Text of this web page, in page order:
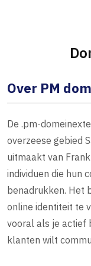
Over PM
De .pm-
overzeese gebied
uitmaakt van
individuen die hun
benadrukken. Het
online identiteit te
vooral als je actief
klanten wilt